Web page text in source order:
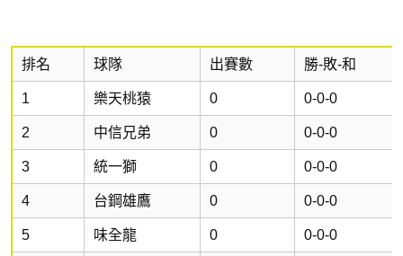
排名 球隊 出賽數 勝-敗-和
1 樂天桃猿 0 0-0-0
2 中信兄弟 0 0-0-0
3 統一獅 0 0-0-0
4 台鋼雄鷹 0 0-0-0
5 味全龍 0 0-0-0